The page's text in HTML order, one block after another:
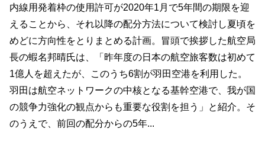
内線用発着枠の使用許可が2020年1月で5年間の期限を迎
えることから、それ以降の配分方法について検討し夏頃を
めどに方向性をとりまとめる計画。冒頭で挨拶した航空局
長の蝦名邦晴氏は、「昨年度の日本の航空旅客数は初めて
1億人を超えたが、このうち6割が羽田空港を利用した。
羽田は航空ネットワークの中核となる基幹空港で、我が国
の競争力強化の観点からも重要な役割を担う」と紹介。そ
のうえで、前回の配分からの5年...